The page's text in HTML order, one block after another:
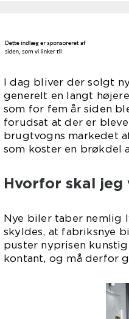
I dag bliver der solgt
generelt en langt
som for fem år siden
forudsat at der er
brugtvogns markedet
som koster en brøkdel
Hvorfor skal
Nye biler taber nemlig
skyldes, at fabriksnye
puster nyprisen
kontant, og må derfor